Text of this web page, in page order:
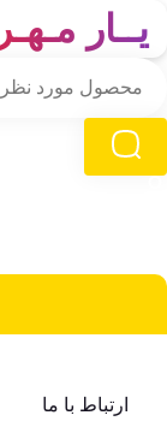
یــار
ارتباط با ما